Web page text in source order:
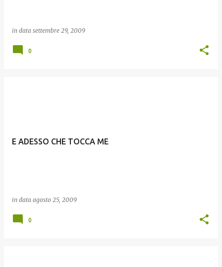
in data settembre 29, 2009
0
E ADESSO CHE TOCCA ME
in data agosto 25, 2009
0